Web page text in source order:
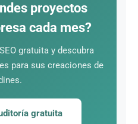
proyectos
cada mes?
gratuita y descubra
para sus creaciones de
gratuita